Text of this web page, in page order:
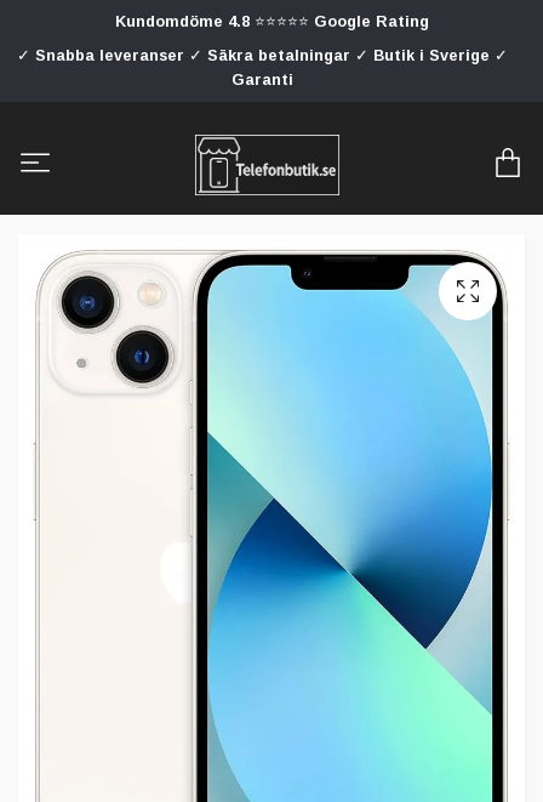
Kundomdöme 4.8 ⭐⭐⭐⭐⭐ Google Rating
✓ Snabba leveranser ✓ Säkra betalningar ✓ Butik i Sverige ✓
Garanti